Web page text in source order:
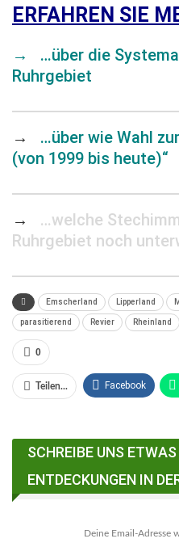
ERFAHREN SIE
→
…über die
Ruhrgebiet
→ …über wie Wahl
(von 1999 bis heute)“
→ …welche
Ruhrgebiet noch
Emscherland Lipperland
parasitierend Revier Rheinland
0
Teilen... Facebook
SCHREIBE UNS
ENTDECKUNGEN IN
Deine Email-Adresse